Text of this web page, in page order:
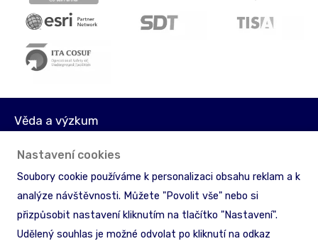
Věda a výzkum
Akcionáři
Licenční podmínky
Ochrana informací
Zpětný odběr & recyklace
Nastavení cookies
Soubory cookie používáme k personalizaci obsahu reklam a k
analýze návštěvnosti. Můžete "Povolit vše" nebo si
přizpůsobit nastavení kliknutím na tlačítko "Nastavení".
Udělený souhlas je možné odvolat po kliknutí na odkaz